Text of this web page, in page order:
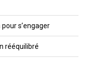
s’engager
rééquilibré